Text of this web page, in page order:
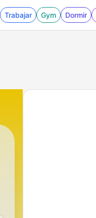
Trabajar Gym Dormir